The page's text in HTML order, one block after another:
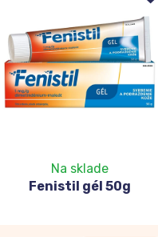
Na sklade
Fenistil gél 50g